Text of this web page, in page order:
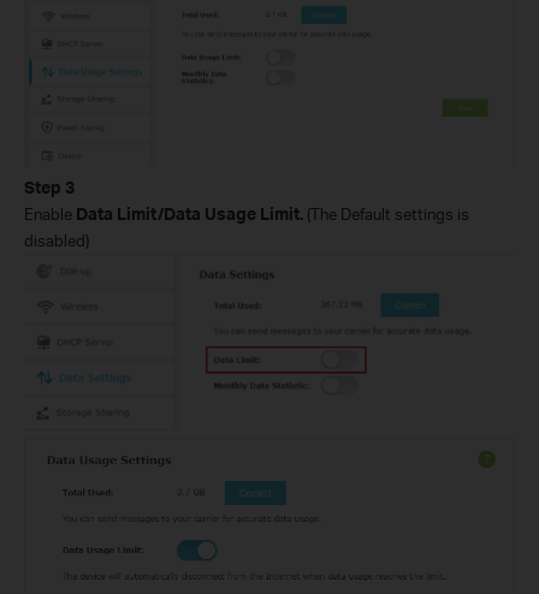
Step 3
Enable Data Limit/Data Usage Limit. (The Default settings is
disabled)